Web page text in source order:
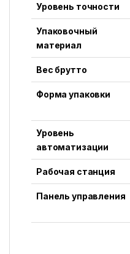
Уровень точности
Упаковочный
материал
Вес брутто
Форма упаковки
Уровень
автоматизации
Рабочая станция
Панель управления